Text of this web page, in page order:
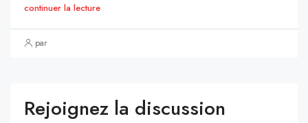
continuer la lecture
par
Rejoignez la discussion